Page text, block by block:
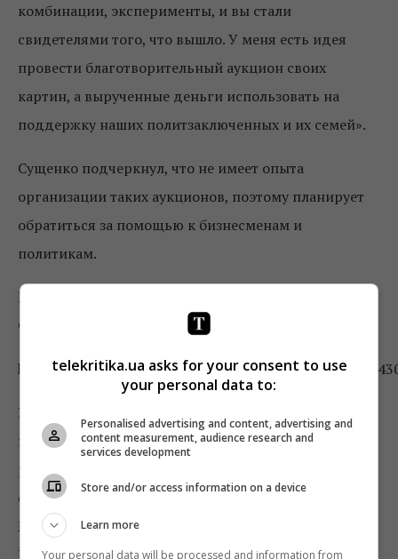
комбинации, эксперименты, и вы стали
свидетелями того, что вышло. У меня есть идея
провести благотворительный аукцион своих
картин, а вырученные деньги использовать на
поддержку наших политзаключенных и их семей».
Сущенко подчеркнул, что не имеет опыта
организации таких аукционов, поэтому планирует
обратиться за помощью к бизнесменам и
политикам.
Напомним, что дочь политзаключенного
Сущенко
публиковала его работы в Facebook.
https://www.facebook.com/jsushchenko/posts/
В интервью
после возвращения в Киев, когда Сущенко пришел в
редакцию на планерку, он рассказал более детально
о том,что с ним произошло после приезда в
Москву
: «Я поехал в Москву по семейным делам.
Возникла срочная необходимость помочь
telekritika.ua asks for your consent to use
your personal data to:
Personalised advertising and content, advertising and
content measurement, audience research and
services development
Store and/or access information on a device
Learn more
Your personal data will be processed and information from